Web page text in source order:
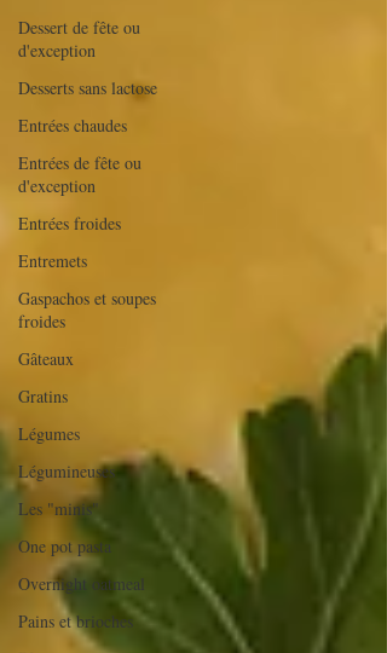
Dessert de fête ou
d'exception
Desserts sans lactose
Entrées chaudes
Entrées de fête ou
d'exception
Entrées froides
Entremets
Gaspachos et soupes
froides
Gâteaux
Gratins
Légumes
Légumineuses
Les "minis"
One pot pasta
Overnight oatmeal
Pains et brioches